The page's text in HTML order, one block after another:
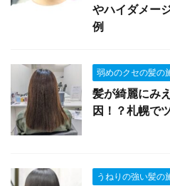
やハイダメー
例
弱めのクセの髪の
髪が綺麗にみ
因！？札幌で
うねりの強い髪の